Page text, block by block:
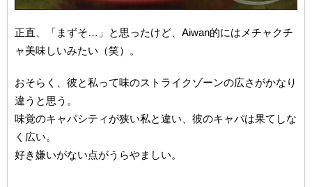
正直、「まずそ…」と思ったけど、Aiwan的にはメチャクチ
ャ美味しいみたい（笑）。
おそらく、彼と私って味のストライクゾーンの広さがかなり
違うと思う。
味覚のキャパシティが狭い私と違い、彼のキャパは果てしな
く広い。
好き嫌いがない点がうらやましい。